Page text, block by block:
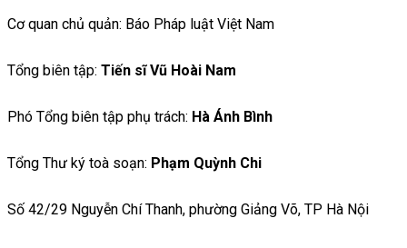
Cơ quan chủ quản: Báo Pháp luật Việt Nam
Tổng biên tập: Tiến sĩ Vũ Hoài Nam
Phó Tổng biên tập phụ trách: Hà Ánh Bình
Tổng Thư ký toà soạn: Phạm Quỳnh Chi
Số 42/29 Nguyễn Chí Thanh, phường Giảng Võ, TP Hà Nội